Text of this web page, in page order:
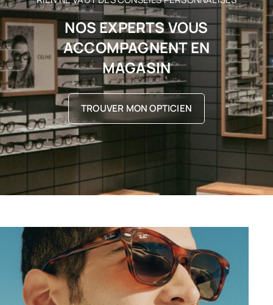
NOS EXPERTS VOUS
ACCOMPAGNENT EN
MAGASIN
TROUVER MON OPTICIEN